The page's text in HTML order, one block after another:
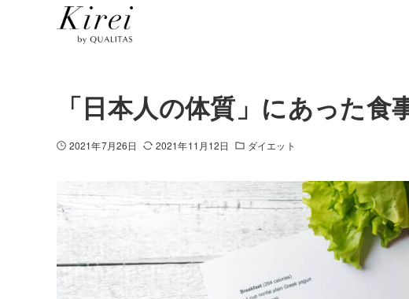
「日本人の体質」にあった
2021年7月26日 2021年11月12日 ダイエット